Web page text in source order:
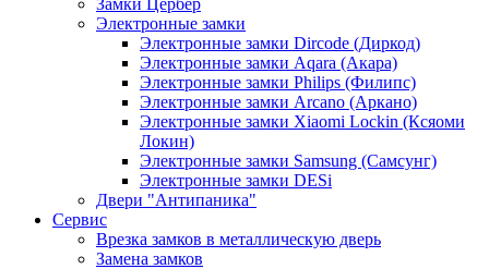
Электронные замки
Электронные замки Dircode (Диркод)
Электронные замки Aqara (Акара)
Электронные замки Philips (Филипс)
Электронные замки Arcano (Аркано)
Электронные замки Xiaomi Lockin (Ксяоми
Локин)
Электронные замки Samsung (Самсунг)
Электронные замки DESi
Двери "Антипаника"
Сервис
Врезка замков в металлическую дверь
Замена замков